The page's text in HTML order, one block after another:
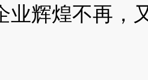
业辉煌不再，